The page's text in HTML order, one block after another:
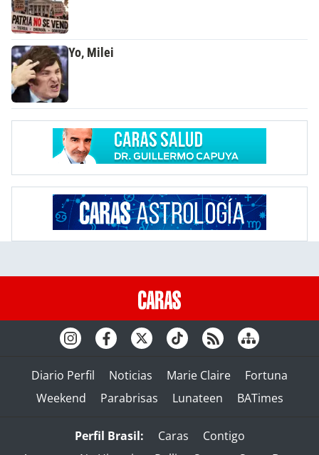
Yo, Milei
Diario Perfil Noticias Marie Claire
Fortuna
Weekend
Parabrisas Lunateen BATimes
Perfil Brasil: Caras
Contigo